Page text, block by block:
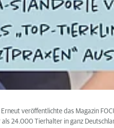
veröffentlichte das Magazin
24.000 Tierhalter in ganz